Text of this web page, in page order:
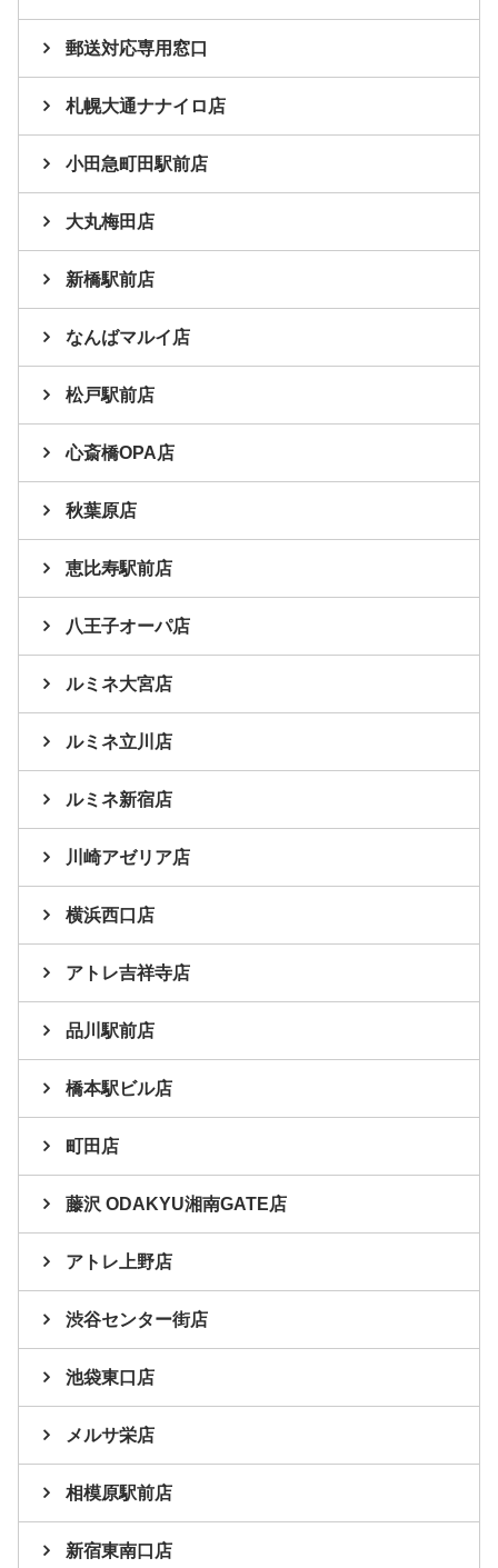
郵送対応専用窓口
札幌大通ナナイロ店
小田急町田駅前店
大丸梅田店
新橋駅前店
なんばマルイ店
松戸駅前店
心斎橋OPA店
秋葉原店
恵比寿駅前店
八王子オーパ店
ルミネ大宮店
ルミネ立川店
ルミネ新宿店
川崎アゼリア店
横浜西口店
アトレ吉祥寺店
品川駅前店
橋本駅ビル店
町田店
藤沢 ODAKYU湘南GATE店
アトレ上野店
渋谷センター街店
池袋東口店
メルサ栄店
相模原駅前店
新宿東南口店